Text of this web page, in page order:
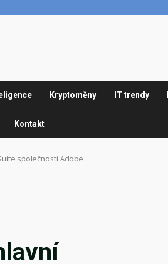
Kryptoměny IT trendy
Kontakt
společnosti Adobe